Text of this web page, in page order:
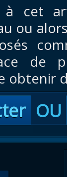
à cet
ou
de
obtenir
OU